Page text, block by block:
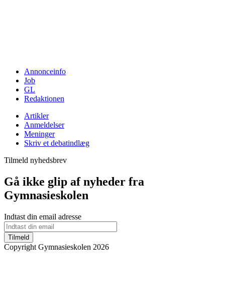
Annonceinfo
Job
GL
Redaktionen
Artikler
Anmeldelser
Meninger
Skriv et debatindlæg
Tilmeld nyhedsbrev
Gå ikke glip af nyheder fra
Gymnasieskolen
Indtast din email adresse
Tilmeld
Copyright Gymnasieskolen 2026